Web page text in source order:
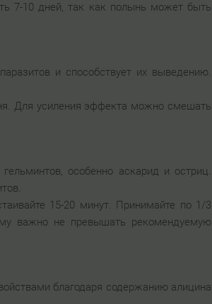
7-10 дней, так как полынь может быть
и способствует их выведению.
Для усиления эффекта можно смешать
особенно аскарид и остриц.
15-20 минут. Принимайте по 1/3
важно не превышать рекомендуемую
благодаря содержанию алицина